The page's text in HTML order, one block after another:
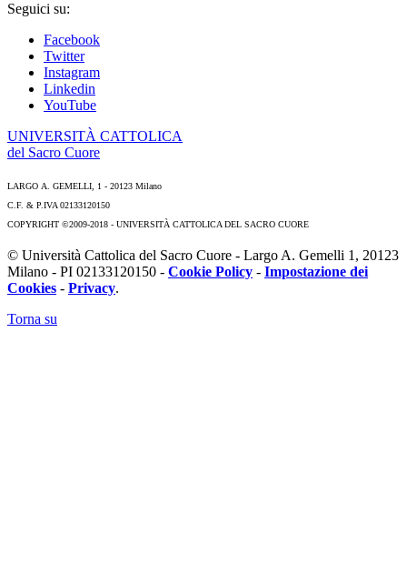
Seguici su:
Facebook
Twitter
Instagram
Linkedin
YouTube
UNIVERSITÀ CATTOLICA
del Sacro Cuore
LARGO A. GEMELLI, 1 - 20123 Milano
C.F. & P.IVA 02133120150
COPYRIGHT ©2009-2018 - UNIVERSITÀ CATTOLICA DEL SACRO CUORE
© Università Cattolica del Sacro Cuore - Largo A. Gemelli 1, 20123
Milano - PI 02133120150 - Cookie Policy - Impostazione dei
Cookies - Privacy.
Torna su